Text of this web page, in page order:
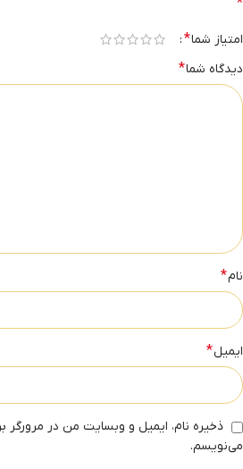
*
امتیاز شما*
دیدگاه شما*
نام*
ایمیل*
ذخیره نام، ایمیل و وبسایت من در مرورگر
می‌نویسم.